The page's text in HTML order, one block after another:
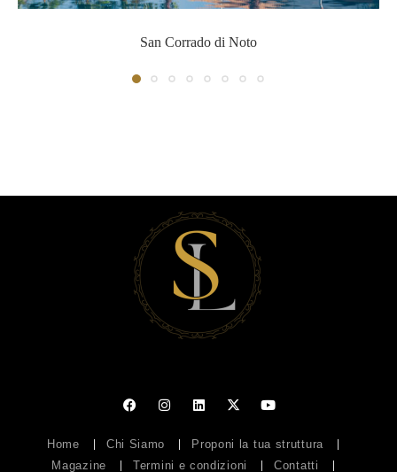
San Corrado di Noto
Home Chi Siamo
Proponi la tua struttura
Magazine
Termini e condizioni Contatti